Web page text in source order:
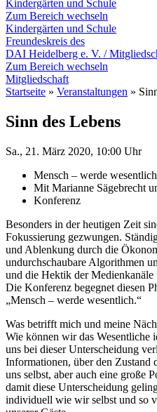
Kindergärten und Schule
Zum Bereich wechseln
Kindergärten und Schule
Freundeskreis des
DAI Heidelberg e. V. /
Zum Bereich wechseln
Mitgliedschaft
Startseite » Veranstaltungen »
Sinn des Lebens
Sa., 21. März 2020, 10:00 Uhr
Mensch – werde
Mit Marianne Sägebrecht
Konferenz
Besonders in der heutigen Zeit
Fokussierung gezwungen.
und Ablenkung durch die
undurchschaubare Algorithmen
und die Hektik der Medienkanäle
Die Konferenz begegnet diesen
„Mensch – werde wesentlich.“
Was betrifft mich und meine
Wie können wir das
uns bei dieser Unterscheidung
Informationen, über den Zustand
uns selbst, aber auch eine große
damit diese Unterscheidung
individuell wie wir selbst und so